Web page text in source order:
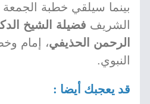
بينما سيلقي خطبة
الشريف فضيلة الشيخ
الرحمن الحذيفي، إمام
النبوي.
قد يعجبك أيضا :